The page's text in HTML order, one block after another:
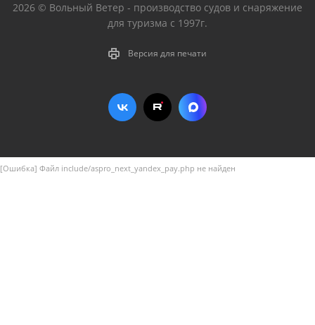
2026 © Вольный Ветер - производство судов и снаряжение
для туризма с 1997г.
Версия для печати
[Ошибка] Файл include/aspro_next_yandex_pay.php не найден